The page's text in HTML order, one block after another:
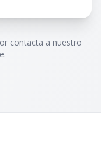
contacta a nuestro